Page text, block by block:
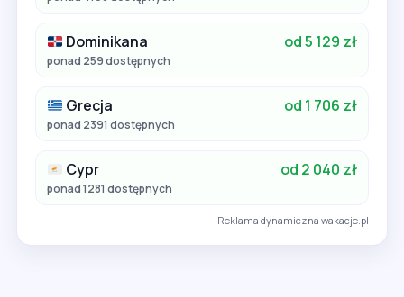
Dominikana od 5 129 zł
ponad 259 dostępnych
Grecja od 1 706 zł
ponad 2391 dostępnych
Cypr od 2 040 zł
ponad 1281 dostępnych
Reklama dynamiczna wakacje.pl